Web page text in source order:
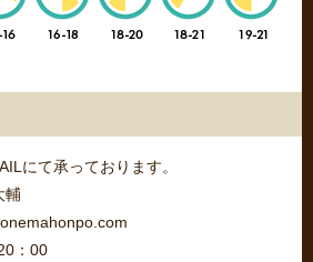
にて承っております。
輔
：00